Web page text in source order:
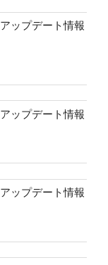
ップデート情報
ップデート情報
ップデート情報